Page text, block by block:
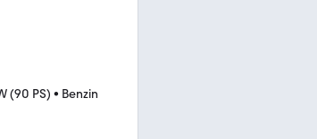
(90 PS) • Benzin